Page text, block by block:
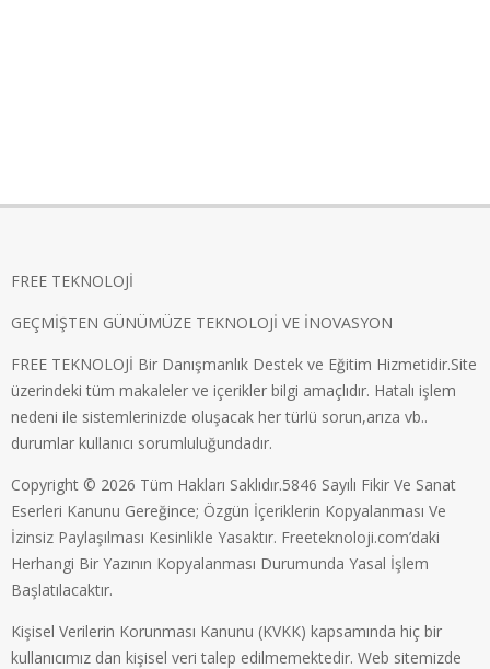
FREE TEKNOLOJİ
GEÇMİŞTEN GÜNÜMÜZE TEKNOLOJİ VE İNOVASYON
FREE TEKNOLOJİ Bir Danışmanlık Destek ve Eğitim Hizmetidir.Site
üzerindeki tüm makaleler ve içerikler bilgi amaçlıdır. Hatalı işlem
nedeni ile sistemlerinizde oluşacak her türlü sorun,arıza vb..
durumlar kullanıcı sorumluluğundadır.
Copyright © 2026 Tüm Hakları Saklıdır.5846 Sayılı Fikir Ve Sanat
Eserleri Kanunu Gereğince; Özgün İçeriklerin Kopyalanması Ve
İzinsiz Paylaşılması Kesinlikle Yasaktır. Freeteknoloji.com’daki
Herhangi Bir Yazının Kopyalanması Durumunda Yasal İşlem
Başlatılacaktır.
Kişisel Verilerin Korunması Kanunu (KVKK) kapsamında hiç bir
kullanıcımız dan kişisel veri talep edilmemektedir. Web sitemizde